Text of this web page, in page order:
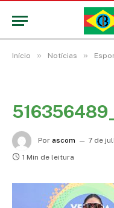
Início » Notícias »
Por ascom 7 de
1 Min de leitura